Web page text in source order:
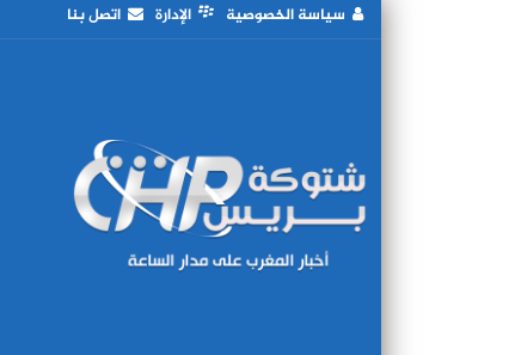
سياسة الخصوصية الإدارة اتصل بنا